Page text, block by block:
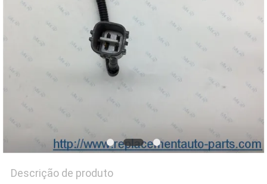
PRIVACY
POLICY
Descrição de produto